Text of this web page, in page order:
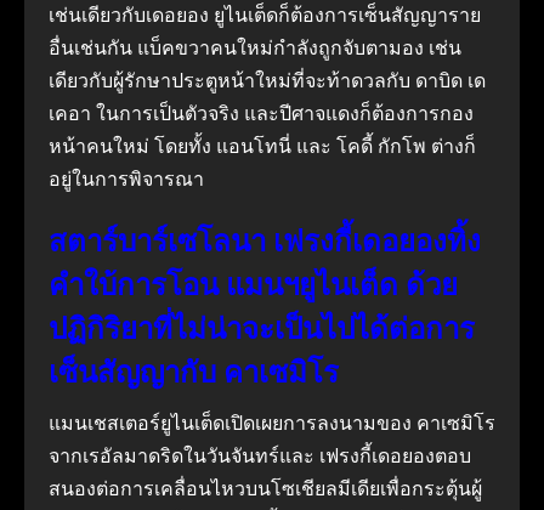
เช่นเดียวกับเดอยอง ยูไนเต็ดก็ต้องการเซ็นสัญญาราย
อื่นเช่นกัน แบ็คขวาคนใหม่กำลังถูกจับตามอง เช่น
เดียวกับผู้รักษาประตูหน้าใหม่ที่จะท้าดวลกับ ดาบิด เด
เคอา ในการเป็นตัวจริง และปีศาจแดงก็ต้องการกอง
หน้าคนใหม่ โดยทั้ง แอนโทนี่ และ โคดี้ กักโพ ต่างก็
อยู่ในการพิจารณา
สตาร์บาร์เซโลนา เฟรงกี้เดอยองทิ้ง
คำใบ้การโอน แมนฯยูไนเต็ด ด้วย
ปฏิกิริยาที่ไม่น่าจะเป็นไปได้ต่อการ
เซ็นสัญญากับ คาเซมิโร
แมนเชสเตอร์ยูไนเต็ดเปิดเผยการลงนามของ คาเซมิโร
จากเรอัลมาดริดในวันจันทร์และ เฟรงกี้เดอยองตอบ
สนองต่อการเคลื่อนไหวบนโซเชียลมีเดียเพื่อกระตุ้นผู้